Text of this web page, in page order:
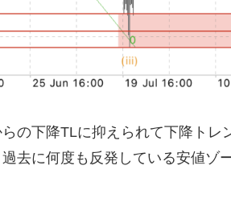
らの下降TLに抑えられて下降トレ
過去に何度も反発している安値ゾ